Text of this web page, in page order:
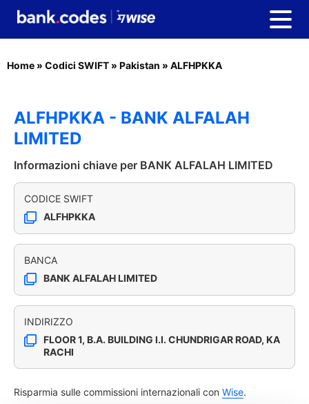
Home » Codici SWIFT » Pakistan » ALFHPKKA
ALFHPKKA - BANK ALFALAH
LIMITED
Informazioni chiave per BANK ALFALAH LIMITED
CODICE SWIFT
ALFHPKKA
BANCA
BANK ALFALAH LIMITED
INDIRIZZO
FLOOR 1, B.A. BUILDING I.I. CHUNDRIGAR ROAD, KA
RACHI
Risparmia sulle commissioni internazionali con Wise.